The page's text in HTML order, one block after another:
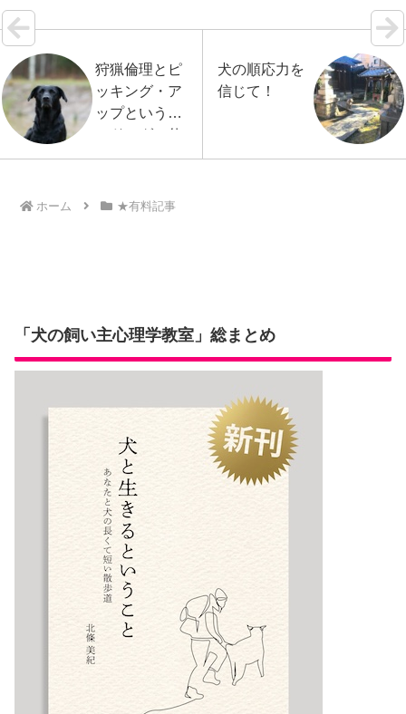
狩猟倫理とピ
ッキング・ア
ップというガ
ンドッグの仕
事
犬の順応力を
信じて！
ホーム ★有料記事
「犬の飼い主心理学教室」総まとめ